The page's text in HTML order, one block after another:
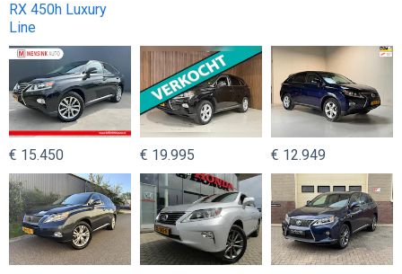
RX 450h Luxury
Line
€ 15.450 € 19.995 € 12.949